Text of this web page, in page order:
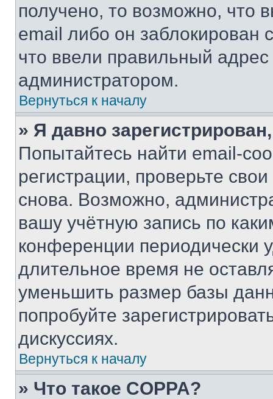
получено, то возможно, что
email либо он
что ввели правильный адрес
администратором.
Вернуться к началу
» Я давно
Попытайтесь найти email-
регистрации, проверьте
снова. Возможно,
вашу учётную запись по
конференции периодически
длительное время не
уменьшить размер базы
попробуйте
дискуссиях.
Вернуться к началу
» Что такое COPPA?